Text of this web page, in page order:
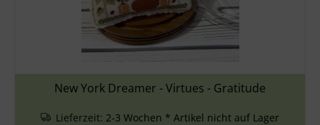
New York Dreamer - Virtues - Gratitude
Lieferzeit: 2-3 Wochen * Artikel nicht auf Lager